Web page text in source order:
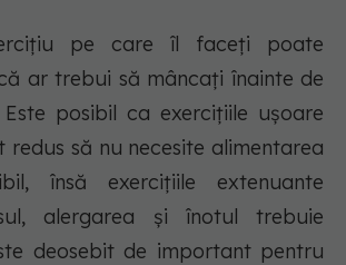
pe care îl faceți poate
ar trebui să mâncați înainte de
Este posibil ca exercițiile ușoare
redus să nu necesite alimentarea
însă exercițiile extenuante
alergarea și înotul trebuie
deosebit de important pentru